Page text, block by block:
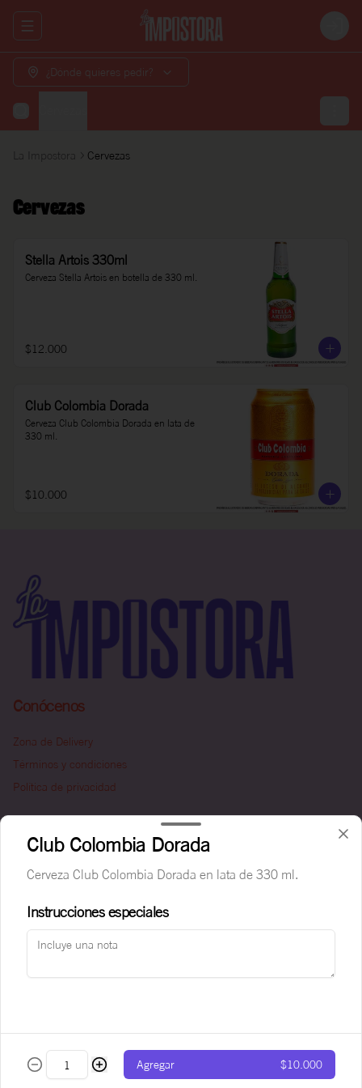
Abrir menu de navegación Login
¿Dónde quieres pedir?
La Impostora Cervezas
Cervezas
Stella Artois 330ml
Cerveza Stella Artois en botella de 330 ml.
$12.000
Club Colombia Dorada
Cerveza Club Colombia Dorada en lata de
330 ml.
$10.000
Conócenos
Zona de Delivery
Términos y condiciones
Política de privacidad
Redes sociales
Facebook
Mi cuenta
Iniciar sesión
Club Colombia Dorada
Cerveza Club Colombia Dorada en lata de 330 ml.
Instrucciones especiales
Agregar $10.000